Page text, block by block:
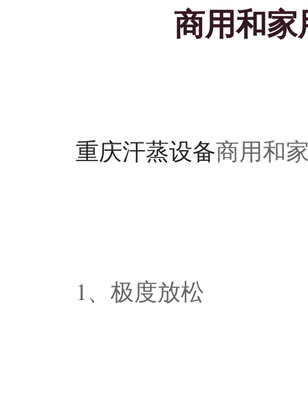
商用和
重庆汗蒸设备商用和
1、极度放松